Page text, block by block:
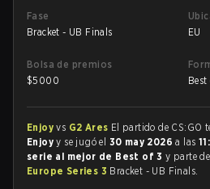
Fase
Bracket - UB Finals
EU
Bolsa de premios
$5000
Best
Enjoyvs G2 Ares El partido de CS:GO
Enjoyy se jugó el 30 may 2026a las
serie al mejor de Best of 3y parte del
Europe Series 3 Bracket - UB Finals.